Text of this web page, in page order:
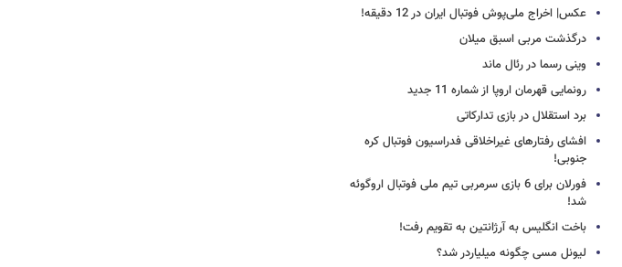
عکس| اخراج ملی‌پوش فوتبال ایران در 12 دقیقه!
درگذشت مربی اسبق میلان
وینی رسما در رئال ماند
رونمایی قهرمان اروپا از شماره 11 جدید
برد استقلال در بازی تدارکاتی
افشای رفتارهای غیراخلاقی فدراسیون فوتبال کره
جنوبی!
فورلان برای 6 بازی سرمربی تیم ملی فوتبال اروگوئه
شد!
باخت انگلیس به آرژانتین به تقویم رفت!
لیونل مسی چگونه میلیاردر شد؟